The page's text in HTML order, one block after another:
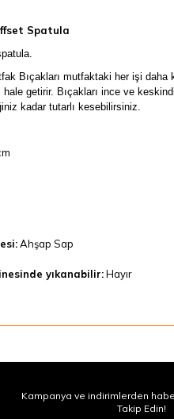
Spatula
Bıçakları mutfaktaki her işi daha
hale getirir. Bıçakları ince ve
kadar tutarlı kesebilirsiniz.
Ahşap Sap
yıkanabilir:Hayır
Kampanya ve indirimlerden
Takip Edin!